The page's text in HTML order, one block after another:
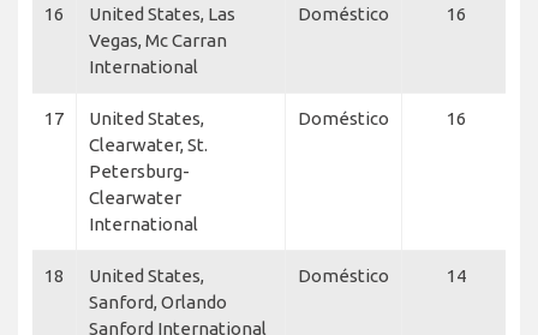
16
United States, Las
Vegas, Mc Carran
International
Doméstico 16
17
United States,
Clearwater, St.
Petersburg-
Clearwater
International
Doméstico 16
18
United States,
Sanford, Orlando
Sanford International
Doméstico 14